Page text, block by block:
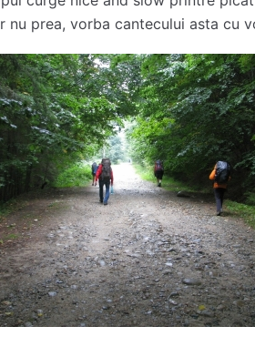
nu prea, vorba cantecului asta cu